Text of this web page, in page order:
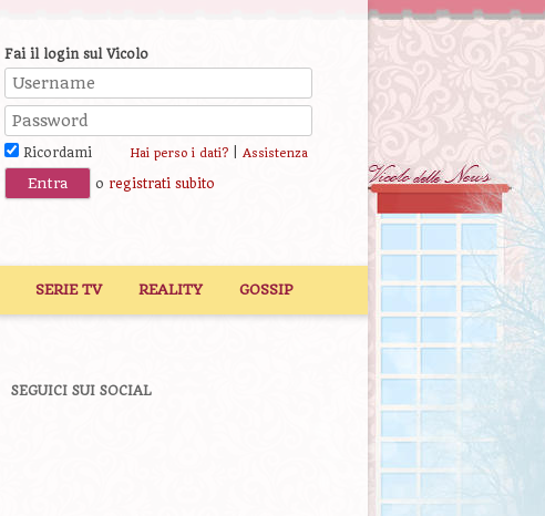
Fai il login sul Vicolo
Ricordami Hai perso i dati?| Assistenza
o registrati subito
SERIE TV REALITY GOSSIP
SEGUICI SUI SOCIAL